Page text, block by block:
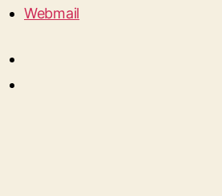
Webmail